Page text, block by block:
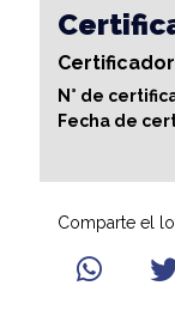
N° de
Fecha de
Comparte el